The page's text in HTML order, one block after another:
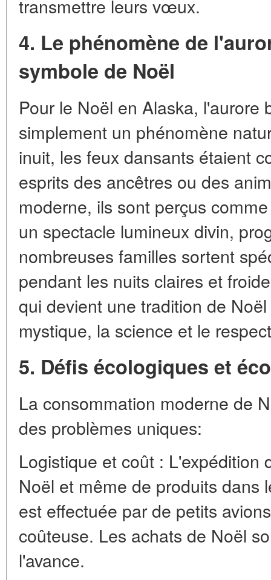
transmettre leurs vœux.
4. Le phénomène de
symbole de Noël
Pour le Noël en Alaska, l'aurore
simplement un phénomène
inuit, les feux dansants étaient
esprits des ancêtres ou des
moderne, ils sont perçus
un spectacle lumineux divin,
nombreuses familles sortent
pendant les nuits claires et
qui devient une tradition de
mystique, la science et le
5. Défis écologiques et
La consommation moderne de
des problèmes uniques:
Logistique et coût : L'expédition
Noël et même de produits dans
est effectuée par de petits
coûteuse. Les achats de Noël
l'avance.